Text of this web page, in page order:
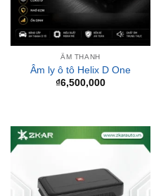
Âm ly ô tô Helix D One
₫6,500,000